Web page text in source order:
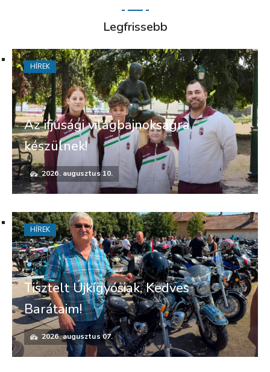
Legfrissebb
Az ifjúsági világbajnokságra
készülnek!
2026. augusztus 10.
HÍREK
Tisztelt Újkígyósiak, Kedves
Barátaim!
2026. augusztus 07.
HÍREK